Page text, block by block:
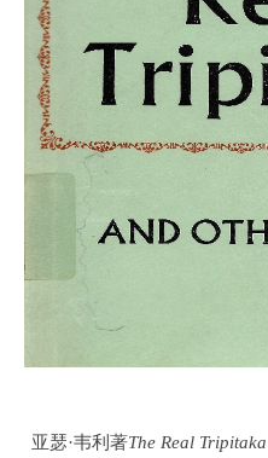
亚瑟·韦利著The Real